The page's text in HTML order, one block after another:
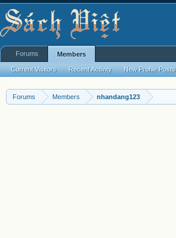
Forums Members nhandang123
Forums Members
Current Visitors Recent Activity New Profile Posts